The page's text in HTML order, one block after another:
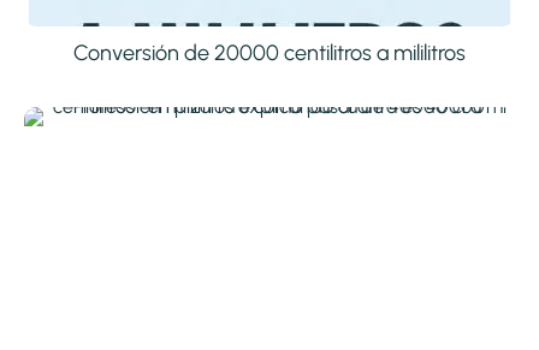
Conversión de 20000 centilitros a mililitros